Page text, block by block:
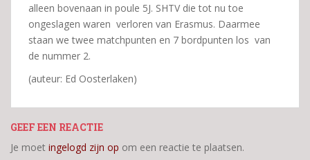
alleen bovenaan in poule 5J. SHTV die tot nu toe
ongeslagen waren verloren van Erasmus. Daarmee
staan we twee matchpunten en 7 bordpunten los van
de nummer 2.
(auteur: Ed Oosterlaken)
GEEF EEN REACTIE
Je moet ingelogd zijn op om een reactie te plaatsen.